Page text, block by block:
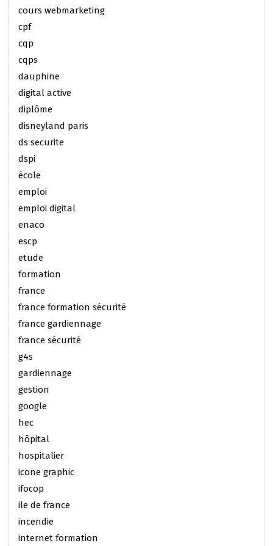
cours webmarketing
cpf
cqp
cqps
dauphine
digital active
diplôme
disneyland paris
ds securite
dspi
école
emploi
emploi digital
enaco
escp
etude
formation
france
france formation sécurité
france gardiennage
france sécurité
g4s
gardiennage
gestion
google
hec
hôpital
hospitalier
icone graphic
ifocop
ile de france
incendie
internet formation